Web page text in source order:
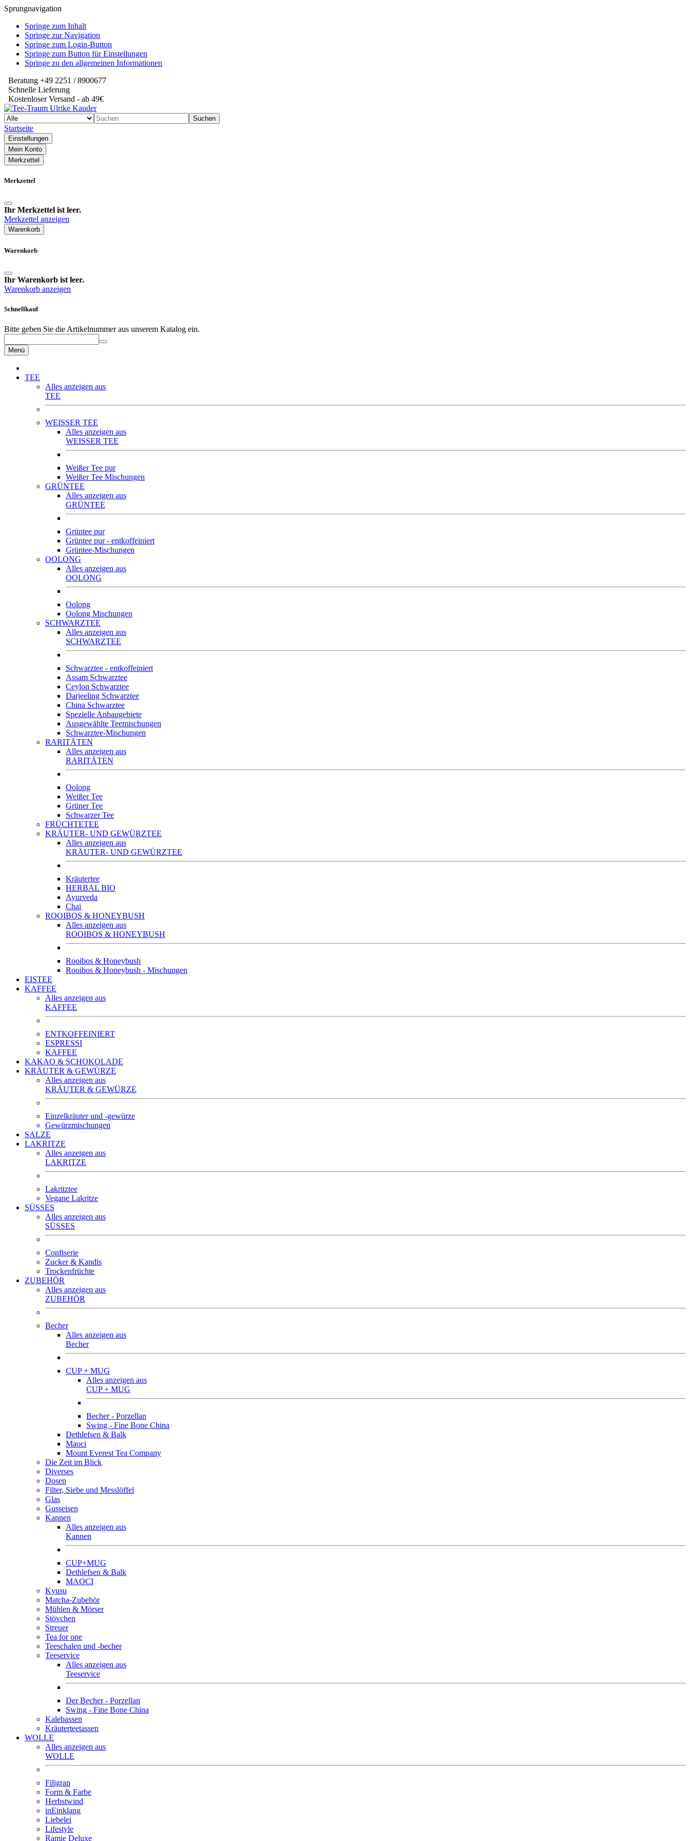
Sprungnavigation
Springe zum Inhalt
Springe zur Navigation
Springe zum Login-Button
Springe zum Button für Einstellungen
Springe zu den allgemeinen Informationen
Beratung +49 2251 / 8900677
Schnelle Lieferung
Kostenloser Versand - ab 49€
Suchen
Startseite
Einstellungen
Mein Konto
Merkzettel
Merkzettel
Ihr Merkzettel ist leer.
Merkzettel anzeigen
Warenkorb
Warenkorb
Ihr Warenkorb ist leer.
Warenkorb anzeigen
Schnellkauf
Bitte geben Sie die Artikelnummer aus unserem Katalog ein.
Menü
TEE
Alles anzeigen aus
TEE
WEISSER TEE
Alles anzeigen aus
WEISSER TEE
Weißer Tee pur
Weißer Tee Mischungen
GRÜNTEE
Alles anzeigen aus
GRÜNTEE
Grüntee pur
Grüntee pur - entkoffeiniert
Grüntee-Mischungen
OOLONG
Alles anzeigen aus
OOLONG
Oolong
Oolong Mischungen
SCHWARZTEE
Alles anzeigen aus
SCHWARZTEE
Schwarztee - entkoffeiniert
Assam Schwarztee
Ceylon Schwarztee
Darjeeling Schwarztee
China Schwarztee
Spezielle Anbaugebiete
Ausgewählte Teemischungen
Schwarztee-Mischungen
RARITÄTEN
Alles anzeigen aus
RARITÄTEN
Oolong
Weißer Tee
Grüner Tee
Schwarzer Tee
FRÜCHTETEE
KRÄUTER- UND GEWÜRZTEE
Alles anzeigen aus
KRÄUTER- UND GEWÜRZTEE
Kräutertee
HERBAL BIO
Ayurveda
Chai
ROOIBOS & HONEYBUSH
Alles anzeigen aus
ROOIBOS & HONEYBUSH
Rooibos & Honeybush
Rooibos & Honeybush - Mischungen
EISTEE
KAFFEE
Alles anzeigen aus
KAFFEE
ENTKOFFEINIERT
ESPRESSI
KAFFEE
KAKAO & SCHOKOLADE
KRÄUTER & GEWÜRZE
Alles anzeigen aus
KRÄUTER & GEWÜRZE
Einzelkräuter und -gewürze
Gewürzmischungen
SALZE
LAKRITZE
Alles anzeigen aus
LAKRITZE
Lakritztee
Vegane Lakritze
SÜSSES
Alles anzeigen aus
SÜSSES
Confiserie
Zucker & Kandis
Trockenfrüchte
ZUBEHÖR
Alles anzeigen aus
ZUBEHÖR
Becher
Alles anzeigen aus
Becher
CUP + MUG
Alles anzeigen aus
CUP + MUG
Becher - Porzellan
Swing - Fine Bone China
Dethlefsen & Balk
Maoci
Mount Everest Tea Company
Die Zeit im Blick
Diverses
Dosen
Filter, Siebe und Messlöffel
Glas
Gusseisen
Kannen
Alles anzeigen aus
Kannen
CUP+MUG
Dethlefsen & Balk
MAOCI
Kyusu
Matcha-Zubehör
Mühlen & Mörser
Stövchen
Streuer
Tea for one
Teeschalen und -becher
Teeservice
Alles anzeigen aus
Teeservice
Der Becher - Porzellan
Swing - Fine Bone China
Kalebassen
Kräuterteetassen
WOLLE
Alles anzeigen aus
WOLLE
Filigran
Form & Farbe
Herbstwind
inEinklang
Liebelei
Lifestyle
Ramie Deluxe